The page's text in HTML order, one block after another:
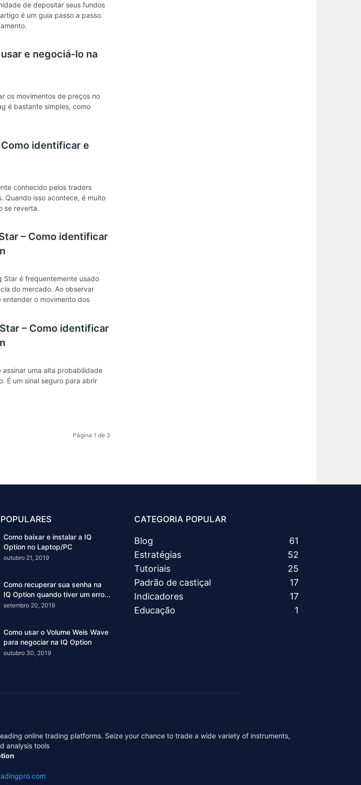
de depositar seus fundos
é um guia passo a passo
e negociá-lo na
os movimentos de preços no
é bastante simples, como
identificar e
conhecido pelos traders
Quando isso acontece, é muito
se reverta.
– Como identificar
Star é frequentemente usado
do mercado. Ao observar
o movimento dos
– Como identificar
uma alta probabilidade
É um sinal seguro para abrir
Página 1 de 3
Como baixar e instalar a IQ
Option no Laptop/PC
outubro 21, 2019
Como recuperar sua senha na
IQ Option quando tiver um erro...
setembro 20, 2019
Como usar o Volume Weis Wave
para negociar na IQ Option
outubro 30, 2019
CATEGORIA POPULAR
Blog
61
Estratégias
52
Tutoriais
25
Padrão de castiçal
17
Indicadores
17
Educação
1
online trading platforms. Seize your chance to trade a wide variety of instruments,
analysis tools